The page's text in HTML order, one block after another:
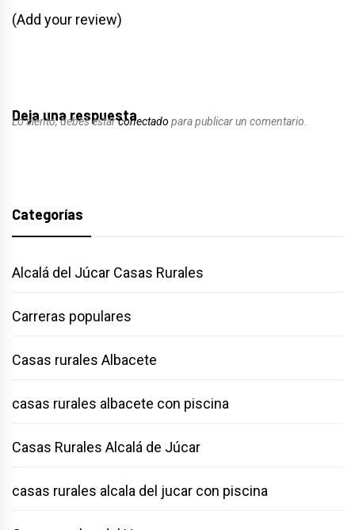
(Add your review)
Deja una respuesta
Lo siento, debes estarconectado para publicar un comentario.
Categorías
Alcalá del Júcar Casas Rurales
Carreras populares
Casas rurales Albacete
casas rurales albacete con piscina
Casas Rurales Alcalá de Júcar
casas rurales alcala del jucar con piscina